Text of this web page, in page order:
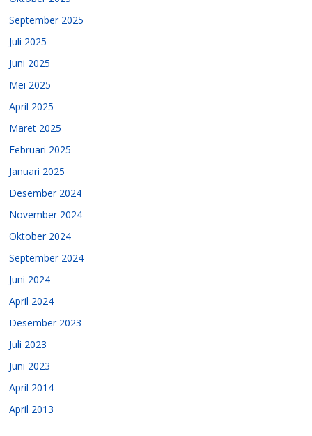
September 2025
Juli 2025
Juni 2025
Mei 2025
April 2025
Maret 2025
Februari 2025
Januari 2025
Desember 2024
November 2024
Oktober 2024
September 2024
Juni 2024
April 2024
Desember 2023
Juli 2023
Juni 2023
April 2014
April 2013